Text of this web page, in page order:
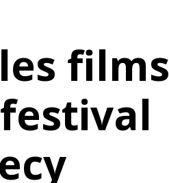
films